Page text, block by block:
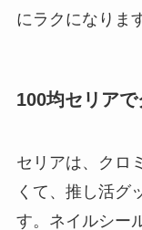
にラクになりま
100均セリア
セリアは、クロ
くて、推し活グ
す。ネイルシー